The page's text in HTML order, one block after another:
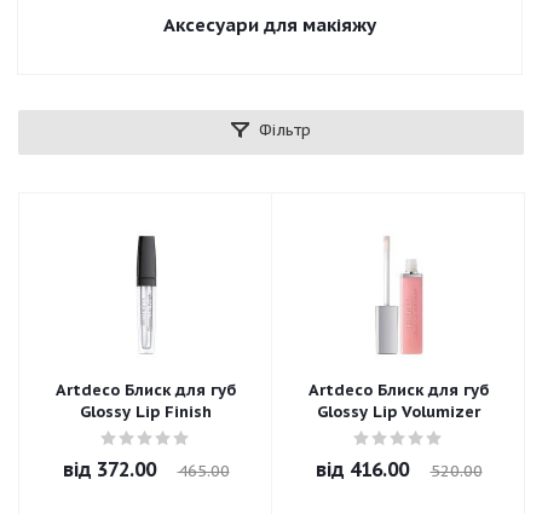
Аксесуари для макіяжу
Фільтр
Artdeco Блиск для губ
Glossy Lip Finish
від 372.00 465.00
Artdeco Блиск для губ
Glossy Lip Volumizer
від 416.00 520.00